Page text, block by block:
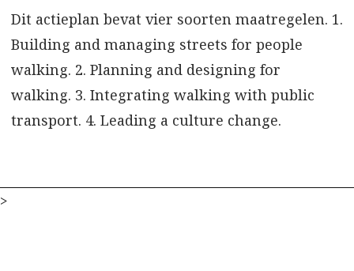
Dit actieplan bevat vier soorten maatregelen. 1.
Building and managing streets for people
walking. 2. Planning and designing for
walking. 3. Integrating walking with public
transport. 4. Leading a culture change.
>